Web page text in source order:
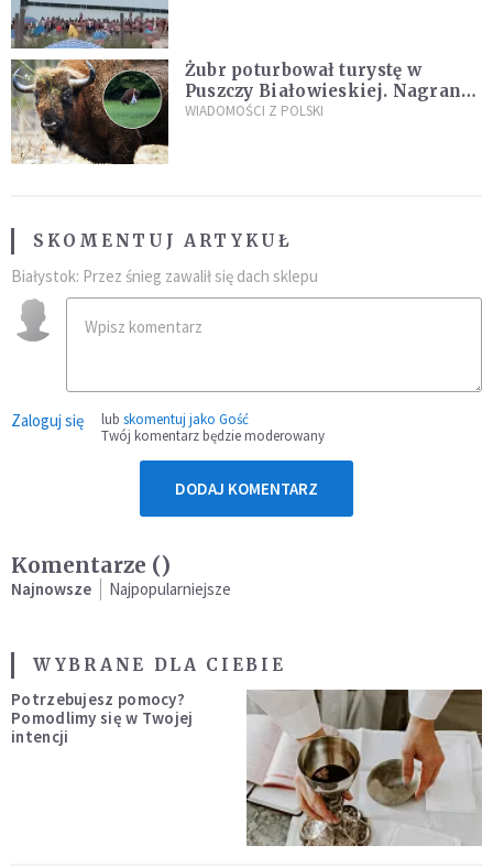
Żubr poturbował turystę w
Puszczy Białowieskiej. Nagranie
daje do myślenia
WIADOMOŚCI Z POLSKI
SKOMENTUJ ARTYKUŁ
Białystok: Przez śnieg zawalił się dach sklepu
Zaloguj się lub skomentuj jako Gość
Twój komentarz będzie moderowany
DODAJ KOMENTARZ
Komentarze ()
Najnowsze Najpopularniejsze
WYBRANE DLA CIEBIE
Potrzebujesz pomocy?
Pomodlimy się w Twojej
intencji